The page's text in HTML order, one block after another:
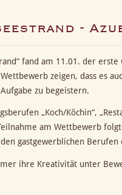
-
fand am 11.01. der
zeigen, dass es
zu begeistern.
„Koch/Köchin“,
am Wettbewerb
gastgewerblichen
ihre Kreativität unter